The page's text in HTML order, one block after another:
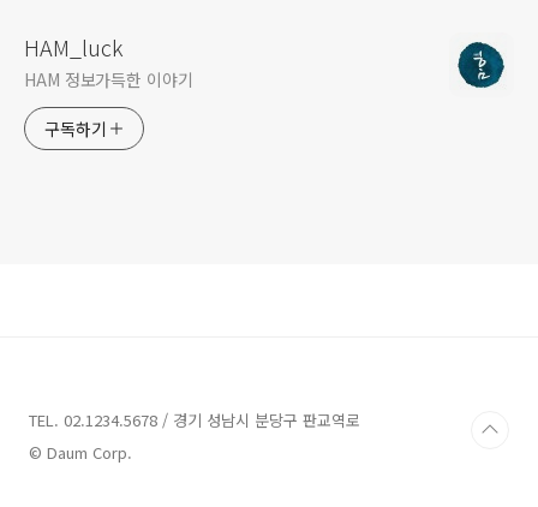
HAM_luck
HAM 정보가득한 이야기
구독하기
TEL. 02.1234.5678 / 경기 성남시 분당구 판교역로
© Daum Corp.